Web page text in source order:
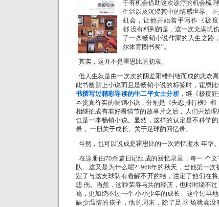
于有机会借助这次诊疗的机会梳
生活以及沉浸其中的情感世界。
机会，让他开始着手写作《极
都 没有料到的是，这一次充满忧
了一条畅销小说作家的人生之路
尔体育图书奖”。
其实，这并不是霍恩比的初衷。
但人生就是由一次次的阴差阳错纠结而成的悲欢
此书被贴上小说而且是畅销小说的标签时，霍恩
书撰写过精彩导读的牛二平女士分析，继《极度
本货真价实的畅销小说，分别是《失恋排行榜》和
相继拍成有着好看情节的故事片之后，人们开始
也是一本畅销小说。显然，这样的认定是不科学
录， 一册关于成长、关于足球的回忆录。
当然，也可以说成是霍恩比的一次追忆逝水 年华
在这册由70余篇日记组成的回忆录里，每一 个
队。这又是为什么呢?1968年的秋天，当他第一
定了与这支球队有着解不开的结，注定了他们在
悲 伤。当然，这种荣辱与共的经历，也时时绕不
葛，更加绕不过一个 小小少年的成长。这个过早
缺少温情的孩子，他的周末，除了足球 场就会